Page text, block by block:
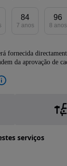
84
7 anos
96
8 anos
fornecida
da aprovação de
serviços